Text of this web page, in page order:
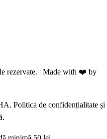
rezervate. | Made with ❤️ by
Politica de confidențialitate și